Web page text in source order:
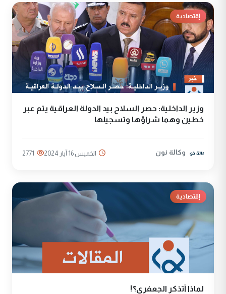
إقتصادية
وزير الداخلية: حصر السلاح بيد الدولة العراقية يتم عبر
خطين وهما شراؤها وتسجيلها
وكالة نون الخميس 16 آيار 2024 2771
إقتصادية
لماذا أتذكر الجعفري؟!